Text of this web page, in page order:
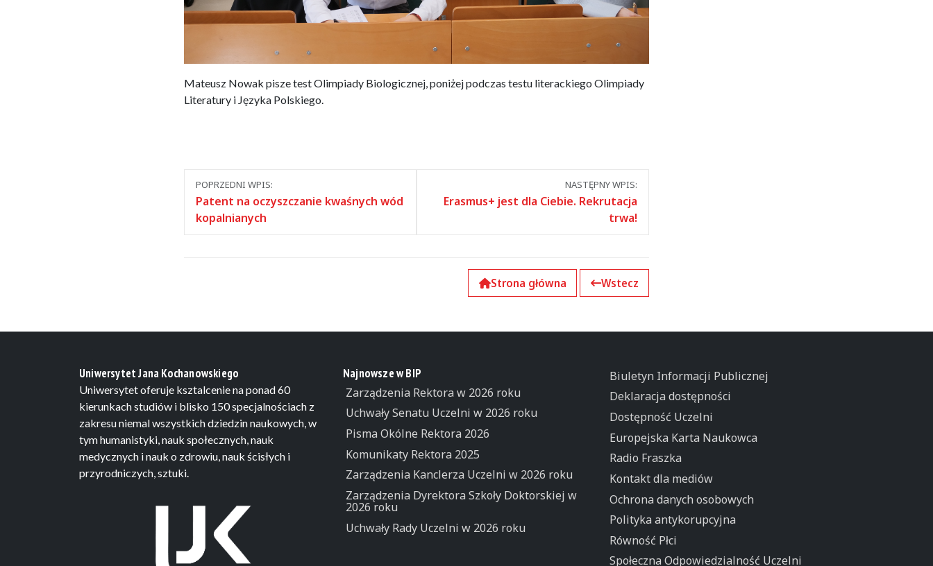
Mateusz Nowak pisze test Olimpiady Biologicznej, poniżej podczas testu literackiego Olimpiady
Literatury i Języka Polskiego.
Nawigacja
między
wpisami
POPRZEDNI WPIS:
Patent na oczyszczanie kwaśnych wód
kopalnianych
NASTĘPNY WPIS:
Erasmus+ jest dla Ciebie. Rekrutacja
trwa!
Strona główna Wstecz
Uniwersytet Jana Kochanowskiego
Uniwersytet oferuje ksztalcenie na ponad 60
kierunkach studiów i blisko 150 specjalnościach z
zakresu niemal wszystkich dziedzin naukowych, w
tym humanistyki, nauk społecznych, nauk
medycznych i nauk o zdrowiu, nauk ścisłych i
przyrodniczych, sztuki.
Najnowsze w BIP
Zarządzenia Rektora w 2026 roku
Uchwały Senatu Uczelni w 2026 roku
Pisma Okólne Rektora 2026
Komunikaty Rektora 2025
Zarządzenia Kanclerza Uczelni w 2026 roku
Zarządzenia Dyrektora Szkoły Doktorskiej w
2026 roku
Uchwały Rady Uczelni w 2026 roku
Biuletyn Informacji Publicznej
Deklaracja dostępności
Dostępność Uczelni
Europejska Karta Naukowca
Radio Fraszka
Kontakt dla mediów
Ochrona danych osobowych
Polityka antykorupcyjna
Równość Płci
Społeczna Odpowiedzialność Uczelni